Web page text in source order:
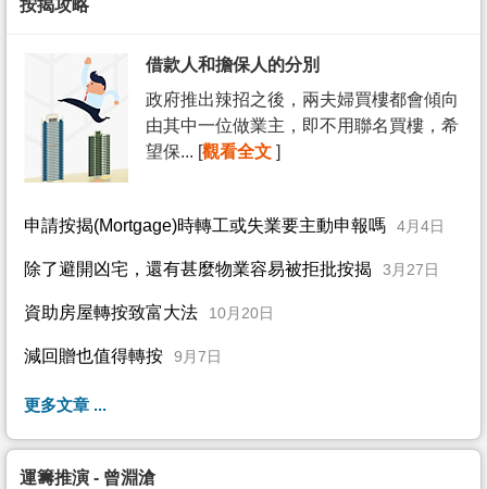
按揭攻略
借款人和擔保人的分別
政府推出辣招之後，兩夫婦買樓都會傾向
由其中一位做業主，即不用聯名買樓，希
望保... [觀看全文 ]
申請按揭(Mortgage)時轉工或失業要主動申報嗎 4月4日
除了避開凶宅，還有甚麼物業容易被拒批按揭 3月27日
資助房屋轉按致富大法 10月20日
減回贈也值得轉按 9月7日
更多文章 ...
運籌推演 - 曾淵滄